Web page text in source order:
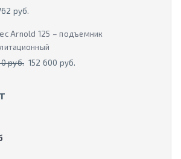
руб.
Arnold 125 – подъемник
руб. 152 600 руб.